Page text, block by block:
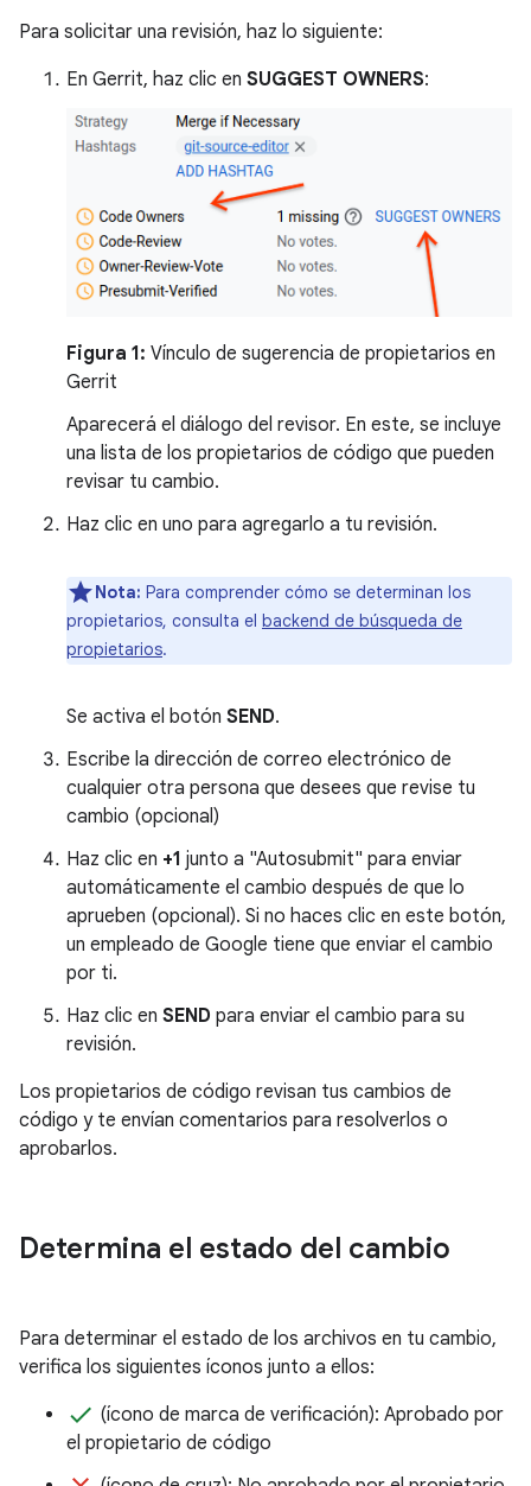
Para solicitar una revisión, haz lo siguiente:
En Gerrit, haz clic en SUGGEST OWNERS:
Figura 1: Vínculo de sugerencia de propietarios en
Gerrit
Aparecerá el diálogo del revisor. En este, se incluye
una lista de los propietarios de código que pueden
revisar tu cambio.
Haz clic en uno para agregarlo a tu revisión.
Nota: Para comprender cómo se determinan los
propietarios, consulta el backend de búsqueda de
propietarios.
Se activa el botón SEND.
Escribe la dirección de correo electrónico de
cualquier otra persona que desees que revise tu
cambio (opcional)
Haz clic en +1 junto a "Autosubmit" para enviar
automáticamente el cambio después de que lo
aprueben (opcional). Si no haces clic en este botón,
un empleado de Google tiene que enviar el cambio
por ti.
Haz clic en SEND para enviar el cambio para su
revisión.
Los propietarios de código revisan tus cambios de
código y te envían comentarios para resolverlos o
aprobarlos.
Determina el estado del cambio
Para determinar el estado de los archivos en tu cambio,
verifica los siguientes íconos junto a ellos:
done (ícono de marca de verificación): Aprobado por
el propietario de código